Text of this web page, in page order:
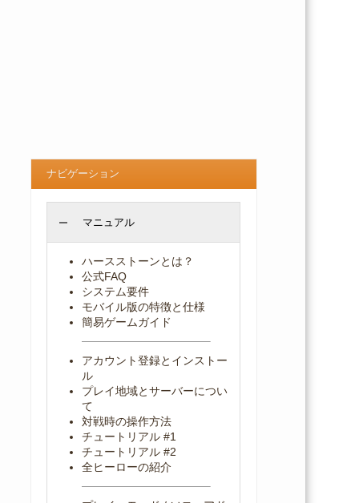
ナビゲーション
マニュアル
ハースストーンとは？
公式FAQ
システム要件
モバイル版の特徴と仕様
簡易ゲームガイド
アカウント登録とインストー
ル
プレイ地域とサーバーについ
て
対戦時の操作方法
チュートリアル #1
チュートリアル #2
全ヒーローの紹介